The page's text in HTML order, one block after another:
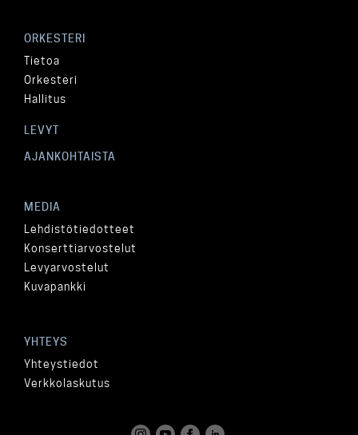
ORKESTERI
Tietoa
Orkesteri
Hallitus
LEVYT
AJANKOHTAISTA
MEDIA
Lehdistötiedotteet
Konserttiarvostelut
Levyarvostelut
Kuvapankki
YHTEYS
Yhteystiedot
Verkkolaskutus